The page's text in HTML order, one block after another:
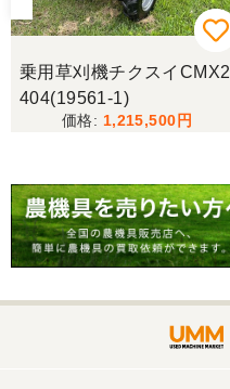
乗用草刈機チクスイCMX2
404(19561-1)
1,215,500